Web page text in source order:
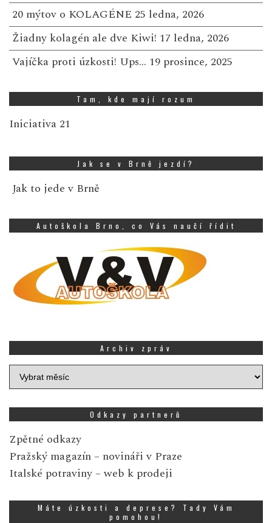
20 mýtov o KOLAGÉNE 25 ledna, 2026
Žiadny kolagén ale dve Kiwi! 17 ledna, 2026
Vajíčka proti úzkosti! Ups… 19 prosince, 2025
Tam, kde mají rozum
Iniciativa 21
Jak se v Brně jezdí?
Jak to jede v Brně
Autoškola Brno, co Vás naučí řídit
Archiv zpráv
Archiv
zpráv
Odkazy partnerů
Zpětné odkazy
Pražský magazín – novináři v Praze
Italské potraviny – web k prodeji
Máte úzkosti a deprese? Tady Vám
pomohou!